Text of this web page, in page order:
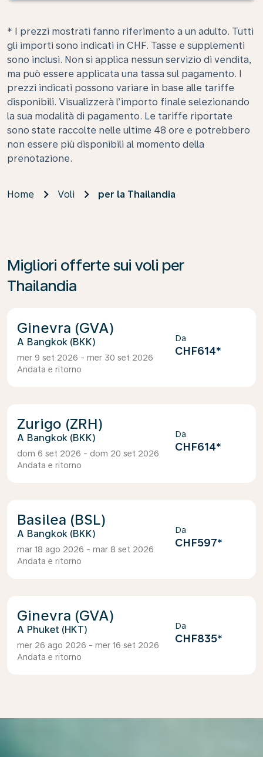
* I prezzi mostrati fanno riferimento a un adulto. Tutti
gli importi sono indicati in CHF. Tasse e supplementi
sono inclusi. Non si applica nessun servizio di vendita,
ma può essere applicata una tassa sul pagamento. I
prezzi indicati possono variare in base alle tariffe
disponibili. Visualizzerà l’importo finale selezionando
la sua modalità di pagamento. Le tariffe riportate
sono state raccolte nelle ultime 48 ore e potrebbero
non essere più disponibili al momento della
prenotazione.
Home Voli per la Thailandia
Migliori offerte sui voli per
Thailandia
Ginevra (GVA)
Bangkok (BKK)
mer 9 set 2026 - mer 30 set 2026
Andata e ritorno
Da
CHF614*
Zurigo (ZRH)
Bangkok (BKK)
dom 6 set 2026 - dom 20 set 2026
Andata e ritorno
Da
CHF614*
Basilea (BSL)
Bangkok (BKK)
mar 18 ago 2026 - mar 8 set 2026
Andata e ritorno
Da
CHF597*
Ginevra (GVA)
Phuket (HKT)
mer 26 ago 2026 - mer 16 set 2026
Andata e ritorno
Da
CHF835*